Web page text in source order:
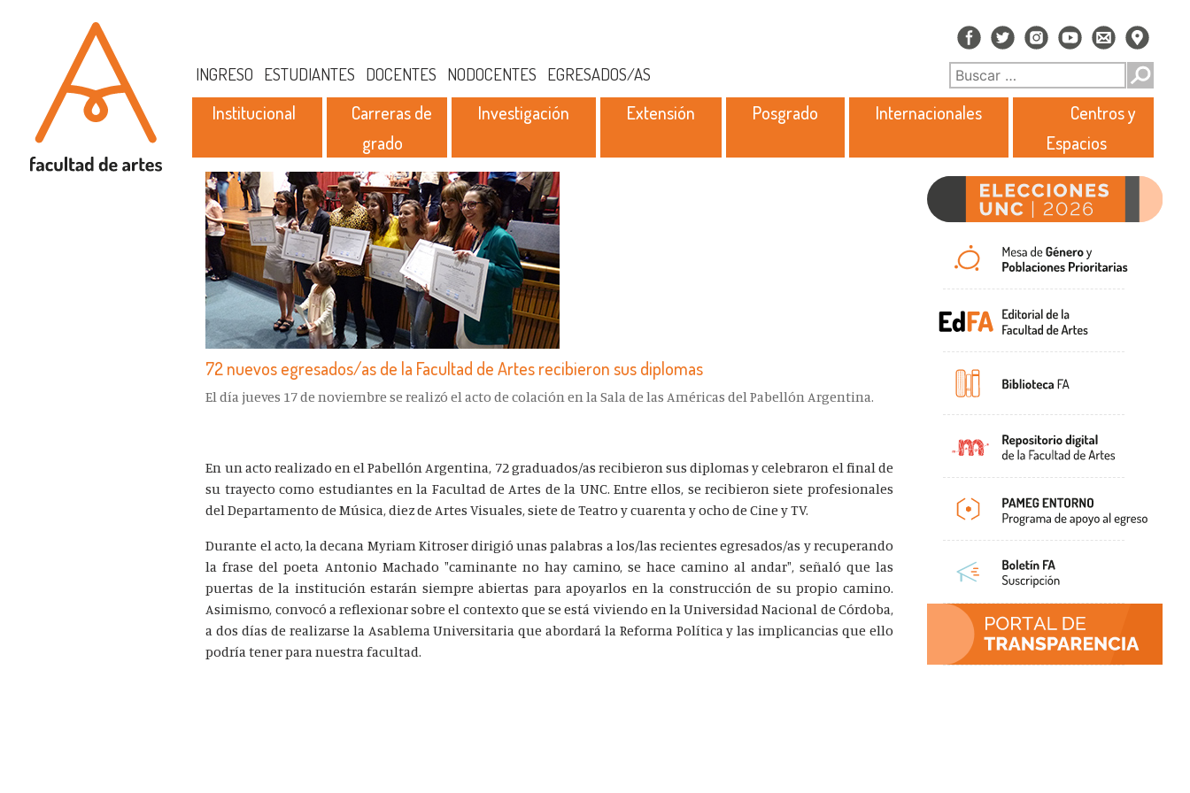
INGRESO ESTUDIANTES DOCENTES NODOCENTES EGRESADOS/AS
Institucional
Carreras de
grado
Investigación Extensión Posgrado Internacionales
Centros y
Espacios
72 nuevos egresados/as de la Facultad de Artes recibieron sus diplomas
El día jueves 17 de noviembre se realizó el acto de colación en la Sala de las Américas del Pabellón Argentina.
En un acto realizado en el Pabellón Argentina, 72 graduados/as recibieron sus diplomas y celebraron el final de
su trayecto como estudiantes en la Facultad de Artes de la UNC. Entre ellos, se recibieron siete profesionales
del Departamento de Música, diez de Artes Visuales, siete de Teatro y cuarenta y ocho de Cine y TV.
Durante el acto, la decana Myriam Kitroser dirigió unas palabras a los/las recientes egresados/as y recuperando
la frase del poeta Antonio Machado "caminante no hay camino, se hace camino al andar", señaló que las
puertas de la institución estarán siempre abiertas para apoyarlos en la construcción de su propio camino.
Asimismo, convocó a reflexionar sobre el contexto que se está viviendo en la Universidad Nacional de Córdoba,
a dos días de realizarse la Asablema Universitaria que abordará la Reforma Política y las implicancias que ello
podría tener para nuestra facultad.